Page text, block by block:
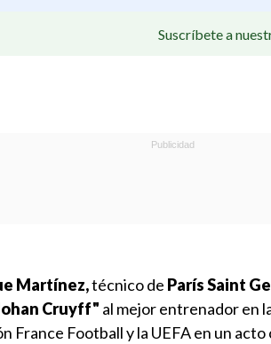
Suscríbete a
Martínez,técnico de París Saint
Cruyff" al mejor entrenador en
France Football y la UEFA en un